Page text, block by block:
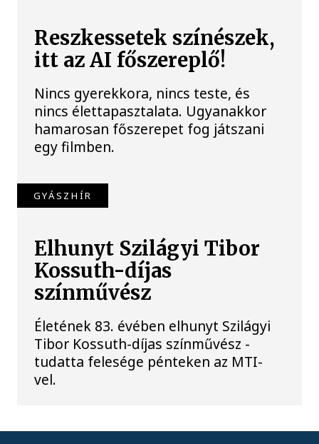
Reszkessetek színészek,
itt az AI főszereplő!
Nincs gyerekkora, nincs teste, és
nincs élettapasztalata. Ugyanakkor
hamarosan főszerepet fog játszani
egy filmben.
GYÁSZHÍR
Elhunyt Szilágyi Tibor
Kossuth-díjas
színművész
Életének 83. évében elhunyt Szilágyi
Tibor Kossuth-díjas színművész -
tudatta felesége pénteken az MTI-
vel.